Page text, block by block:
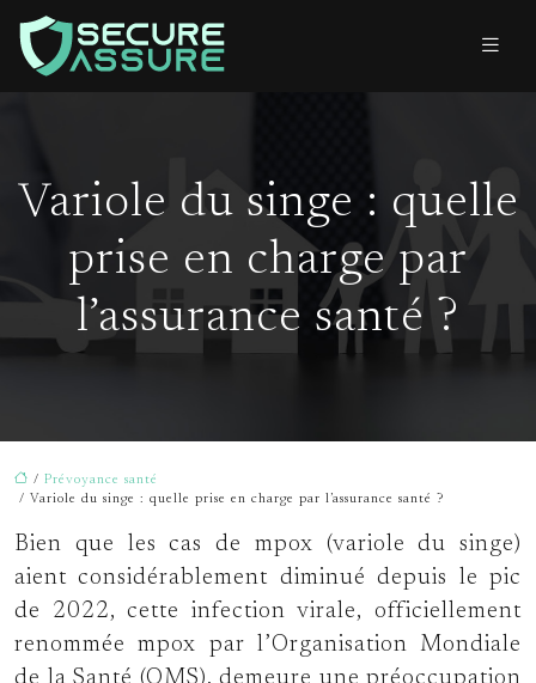
Variole du singe : quelle
prise en charge par
l’assurance santé ?
/ Prévoyance santé
/ Variole du singe : quelle prise en charge par l’assurance santé ?
Bien que les cas de mpox (variole du singe)
aient considérablement diminué depuis le pic
de 2022, cette infection virale, officiellement
renommée mpox par l’Organisation Mondiale